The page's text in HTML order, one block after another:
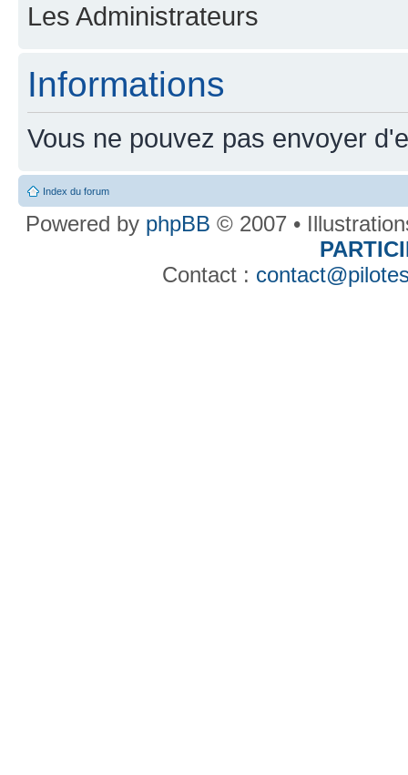
Les Administrateurs
Informations
Vous ne pouvez pas envoyer
Index du forum
Powered by phpBB © 2007 •
Contact :